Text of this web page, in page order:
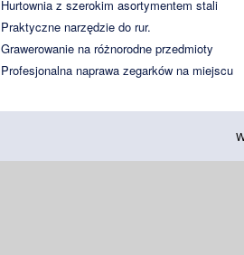
Hurtownia z szerokim asortymentem stali
Praktyczne narzędzie do rur.
Grawerowanie na różnorodne przedmioty
Profesjonalna naprawa zegarków na miejscu